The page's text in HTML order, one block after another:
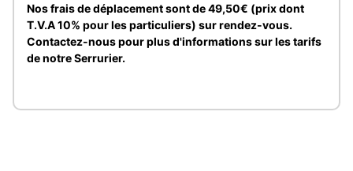
Nos frais de déplacement sont de 49,50€ (prix dont
T.V.A 10% pour les particuliers) sur rendez-vous.
Contactez-nous pour plus d'informations sur les tarifs
de notre Serrurier.